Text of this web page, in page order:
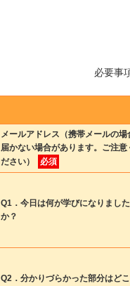
必要事
メールアドレス（携帯メールの場
届かない場合があります。ご注意
ださい）
必須
Q1．今日は何が学びになりました
か？
Q2．分かりづらかった部分はどこ